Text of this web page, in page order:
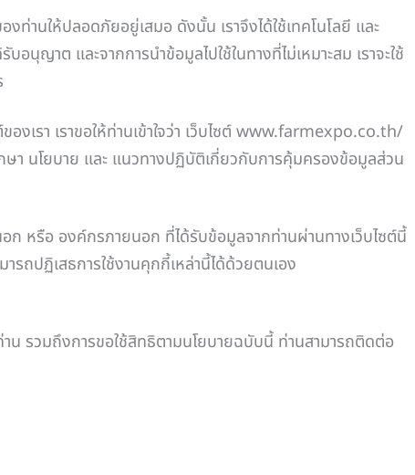
านให้ปลอดภัยอยู่เสมอ ดังนั้น เราจึงได้ใช้เทคโนโลยี และ
ญาต และจากการนำข้อมูลไปใช้ในทางที่ไม่เหมาะสม เราจะใช้
งเรา เราขอให้ท่านเข้าใจว่า เว็บไซต์ www.farmexpo.co.th/
า นโยบาย และ แนวทางปฏิบัติเกี่ยวกับการคุ้มครองข้อมูลส่วน
หรือ องค์กรภายนอก ที่ได้รับข้อมูลจากท่านผ่านทางเว็บไซต์นี้
รถปฏิเสธการใช้งานคุกกี้เหล่านี้ได้ด้วยตนเอง
น รวมถึงการขอใช้สิทธิตามนโยบายฉบับนี้ ท่านสามารถติดต่อ